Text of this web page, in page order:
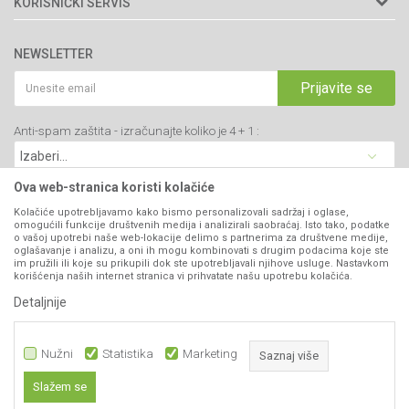
34000 Kragujevac, Srbija
webshop@agromarket.rs
PIB: 102135221
Matični broj: 07593252
Prodavnice
Brendovi
Katalozi
Blog
Najčešća pitanja
Politika privatnosti
Kako kupiti
Isporuka
Click & Collect
Načini plaćanja
Plaćanje karticama
Web kredit Raiffeisen banke
Pravo na odustajanje
Reklamacije
Zamena artikala
NEWSLETTER
Prijavite se
Anti-spam zaštita - izračunajte koliko je 4 + 1 :
VIBER I SMS NEWSLETTER
Prijavite se
PRATITE NAS
Ova web-stranica koristi kolačiće
Kolačiće upotrebljavamo kako bismo personalizovali sadržaj i oglase,
omogućili funkcije društvenih medija i analizirali saobraćaj. Isto tako, podatke
o vašoj upotrebi naše web-lokacije delimo s partnerima za društvene medije,
oglašavanje i analizu, a oni ih mogu kombinovati s drugim podacima koje ste
im pružili ili koje su prikupili dok ste upotrebljavali njihove usluge. Nastavkom
korišćenja naših internet stranica vi prihvatate našu upotrebu kolačića.
Detaljnije
Nužni Statistika Marketing Saznaj više
Slažem se